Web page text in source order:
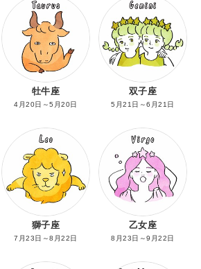
牡牛座
4月20日～5月20日
双子座
5月21日～6月21日
獅子座
7月23日～8月22日
乙女座
8月23日～9月22日